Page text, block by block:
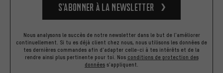
S’abonner à la newsletter
Nous analysons le succès de notre newsletter dans le but de l'améliorer
continuellement. Si tu es déjà client chez nous, nous utilisons les données de
tes dernières commandes afin d'adapter celle-ci à tes intérêts et de la
rendre ainsi plus pertinente pour toi. Nos conditions de protection des
données s'appliquent.